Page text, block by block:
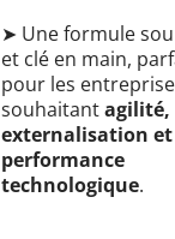
➤ Une formule
et clé en main,
pour les
souhaitantagilité,
externalisation et
performance
technologique.